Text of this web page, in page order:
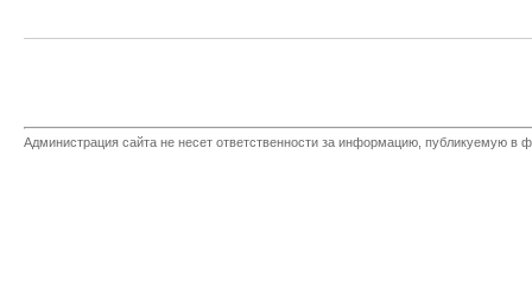
Администрация сайта не несет ответственности за информацию, публикуемую